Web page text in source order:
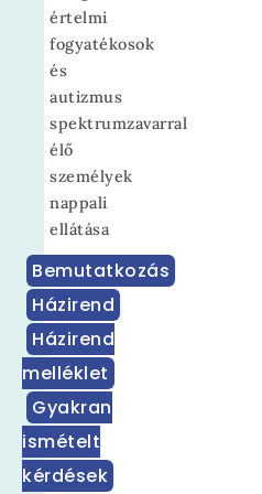
értelmi
fogyatékosok
és
autizmus
spektrumzavarral
élő
személyek
nappali
ellátása
Bemutatkozás
Házirend
Házirend
melléklet
Gyakran
ismételt
kérdések